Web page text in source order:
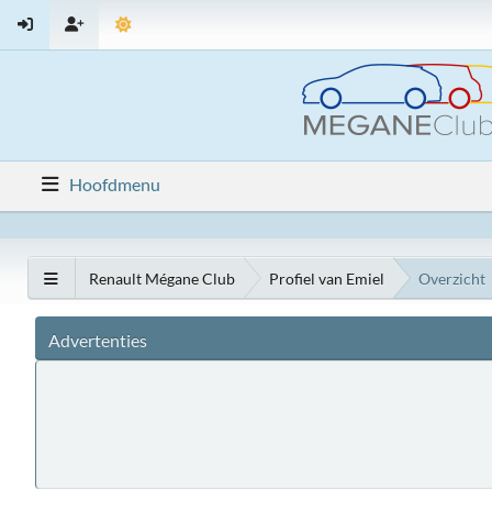
Hoofdmenu
Renault Mégane Club Profiel van Emiel Overzicht
Advertenties